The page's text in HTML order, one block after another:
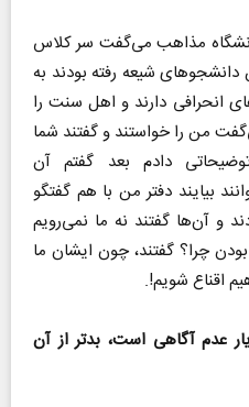
مذاهب می‌گفت سر کلاس
شیعه رفته بودند به
انحرافی دارند و اهل سنت را
من را خواستند و گفتند شما
دادم بعد گفتم آن
بیایند دفتر من با هم گفتگو
و آن‌ها گفتند نه ما نمی‌رویم
چرا؟ گفتند، چون ایشان ما
اقناع شویم!.
عدم آگاهی است، بدتر از آن